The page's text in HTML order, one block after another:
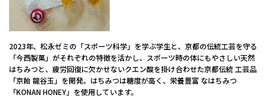
2023年、松永ゼミの「スポーツ科学」を学ぶ学生と、京都の伝統工芸を守る
「今西製菓」がそれぞれの特徴を活かし、スポーツ時の体にもやさしい天然
はちみつと、疲労回復に欠かせないクエン酸を掛け合わせた京都伝統 工芸品
「京飴 龍谷玉」を開発。はちみつは糖度が高く、栄養豊富 なはちみつ
「KONAN HONEY」を使用しています。